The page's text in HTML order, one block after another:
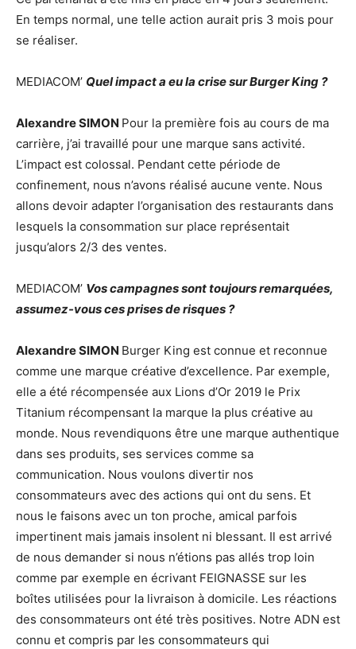
En temps normal, une telle action aurait pris 3 mois pour
se réaliser.
MEDIACOM’ Quel impact a eu la crise sur Burger King ?
Alexandre SIMON Pour la première fois au cours de ma
carrière, j’ai travaillé pour une marque sans activité.
L’impact est colossal. Pendant cette période de
confinement, nous n’avons réalisé aucune vente. Nous
allons devoir adapter l’organisation des restaurants dans
lesquels la consommation sur place représentait
jusqu’alors 2/3 des ventes.
MEDIACOM’ Vos campagnes sont toujours remarquées,
assumez-vous ces prises de risques ?
Alexandre SIMON Burger King est connue et reconnue
comme une marque créative d’excellence. Par exemple,
elle a été récompensée aux Lions d’Or 2019 le Prix
Titanium récompensant la marque la plus créative au
monde. Nous revendiquons être une marque authentique
dans ses produits, ses services comme sa
communication. Nous voulons divertir nos
consommateurs avec des actions qui ont du sens. Et
nous le faisons avec un ton proche, amical parfois
impertinent mais jamais insolent ni blessant. Il est arrivé
de nous demander si nous n’étions pas allés trop loin
comme par exemple en écrivant FEIGNASSE sur les
boîtes utilisées pour la livraison à domicile. Les réactions
des consommateurs ont été très positives. Notre ADN est
connu et compris par les consommateurs qui